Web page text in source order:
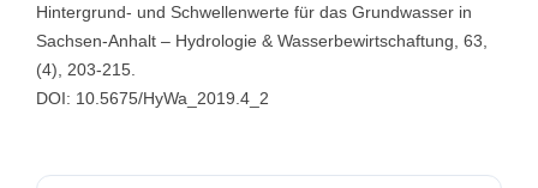
Hintergrund- und Schwellenwerte für das Grundwasser in
Sachsen-Anhalt – Hydrologie & Wasserbewirtschaftung, 63,
(4), 203-215.
DOI: 10.5675/HyWa_2019.4_2